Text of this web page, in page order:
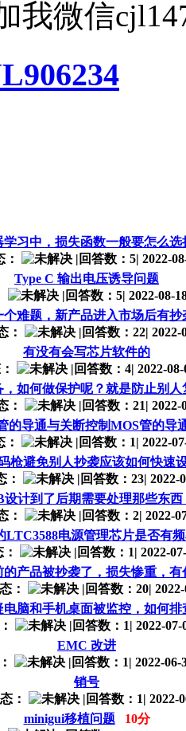
我微信
学习中，损失函数一般要怎么选
： | 回答数：5| 2022-
Type C 输出电压诱导问题
| 回答数：5| 2022-08-
难题，新产品进入市场后有
： | 回答数：22| 2022-
有没有会写芯片软件的
| 回答数：4| 2022-
，如何做保护呢？就是防止别人
： | 回答数：21| 2022-
的导通与关断控制MOS管的导
： | 回答数：1| 2022-
枪避免别人抄袭应该如何快速
： | 回答数：23| 2022-
设计到了后期需要处理那些东西
： | 回答数：2| 2022-
LTC3588电源管理芯片是否有
| 回答数：1| 2022-
产品被抄袭了，损失惨重，
： | 回答数：20|
电脑和手机桌面被监控，如何排
| 回答数：1| 2022-07-
EMC 改进
| 回答数：1| 2022-06-
销号
： | 回答数：1| 2022-
minigui移植问题
10分